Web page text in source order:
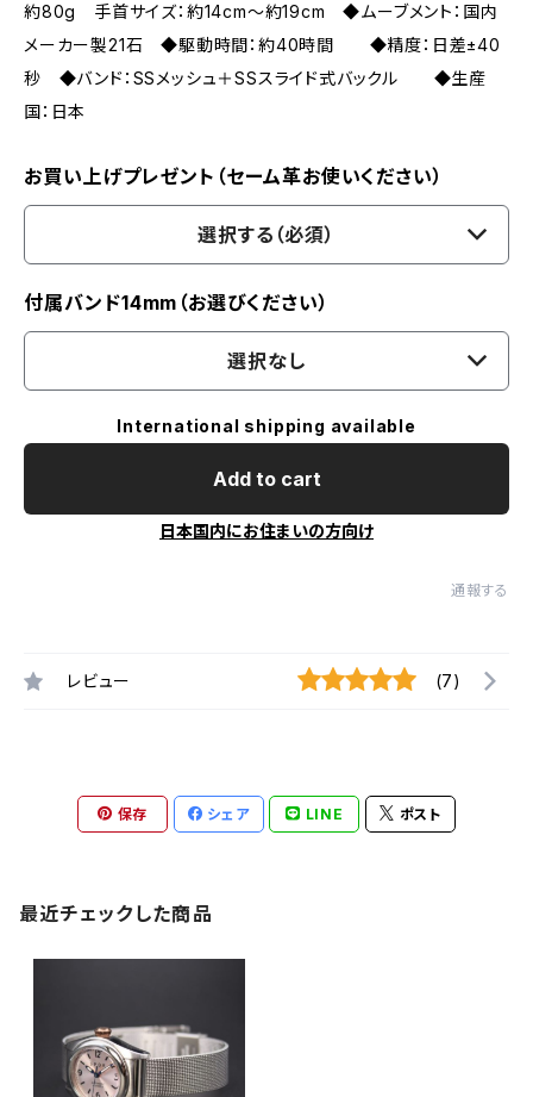
約80g 手首サイズ：約14cm～約19cm ◆ムーブメント：国内
メーカー製21石 ◆駆動時間：約40時間 ◆精度：日差±40
秒 ◆バンド：SSメッシュ＋SSスライド式バックル ◆生産
国：日本
お買い上げプレゼント（セーム革お使いください）
選択する（必須）
付属バンド14mm（お選びください）
選択なし
International shipping available
Add to cart
日本国内にお住まいの方向け
通報する
レビュー (7)
保存 シェア LINE ポスト
最近チェックした商品